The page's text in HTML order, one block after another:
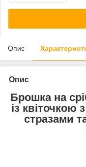
Опис
Опис
Брошка на
із квіточкою
стразами